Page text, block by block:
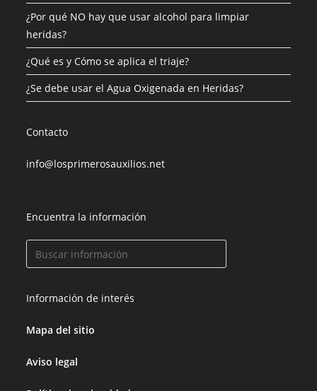
¿Por qué NO hay que usar alcohol para limpiar
heridas?
¿Qué es y Cómo se aplica el triaje?
¿Se debe usar el Agua Oxigenada en Heridas?
Contacto
info@losprimerosauxilios.net
Encuentra la información
Información de interés
Mapa del sitio
Aviso legal